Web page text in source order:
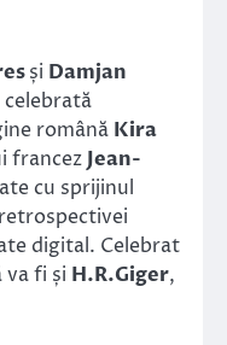
și Damjan
celebrată
română Kira
francez Jean-
cu sprijinul
digital. Celebrat
fi și H.R.Giger,